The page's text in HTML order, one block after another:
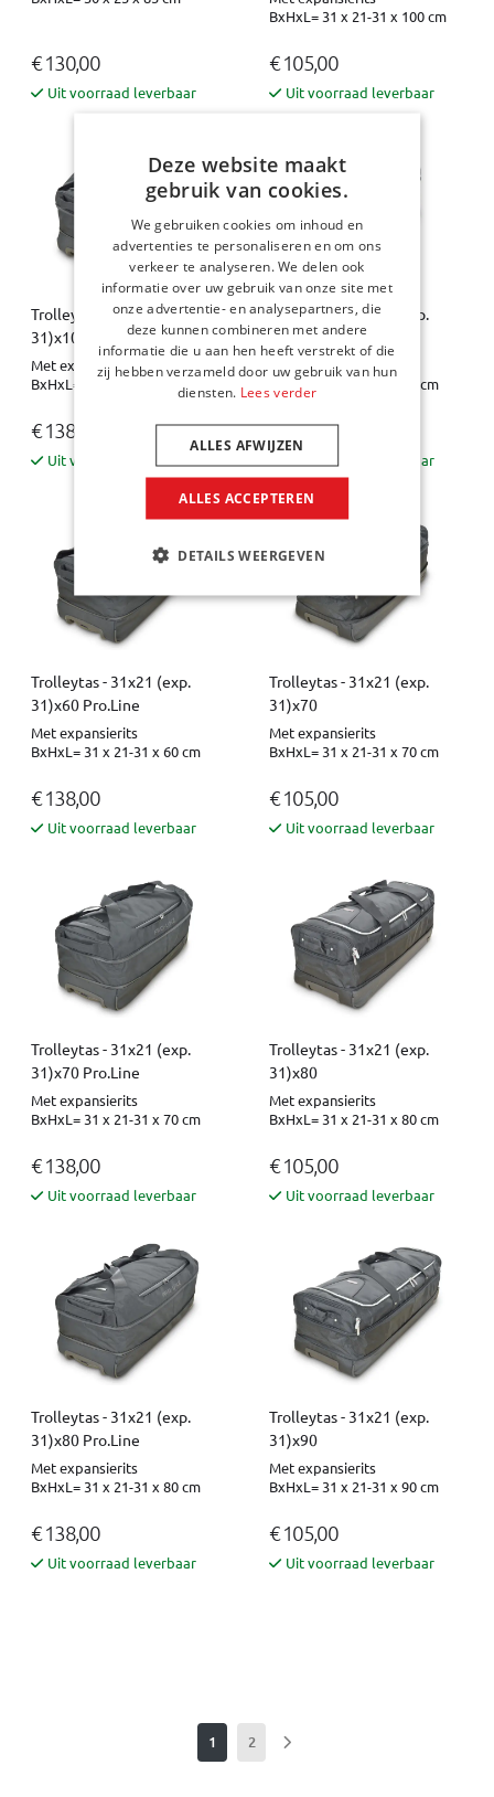
€ 130,00
Uit voorraad leverbaar
BxHxL= 31 x 21-31 x 100 cm
€ 105,00
Uit voorraad leverbaar
Trolleytas - 31x21 (exp.
31)x100 Pro.Line
Met expansierits
BxHxL= 31 x 21-31 x 100 cm
€ 138,00
Uit voorraad leverbaar
Trolleytas - 31x21 (exp.
31)x60
Met expansierits
BxHxL= 31 x 21-31 x 60 cm
€ 105,00
Uit voorraad leverbaar
Trolleytas - 31x21 (exp.
31)x60 Pro.Line
Met expansierits
BxHxL= 31 x 21-31 x 60 cm
€ 138,00
Uit voorraad leverbaar
Trolleytas - 31x21 (exp.
31)x70
Met expansierits
BxHxL= 31 x 21-31 x 70 cm
€ 105,00
Uit voorraad leverbaar
Trolleytas - 31x21 (exp.
31)x70 Pro.Line
Met expansierits
BxHxL= 31 x 21-31 x 70 cm
€ 138,00
Uit voorraad leverbaar
Trolleytas - 31x21 (exp.
31)x80
Met expansierits
BxHxL= 31 x 21-31 x 80 cm
€ 105,00
Uit voorraad leverbaar
Trolleytas - 31x21 (exp.
31)x80 Pro.Line
Met expansierits
BxHxL= 31 x 21-31 x 80 cm
€ 138,00
Uit voorraad leverbaar
Trolleytas - 31x21 (exp.
31)x90
Met expansierits
BxHxL= 31 x 21-31 x 90 cm
€ 105,00
Uit voorraad leverbaar
1 2
Deze website maakt
gebruik van cookies.
We gebruiken cookies om inhoud en
advertenties te personaliseren en om ons
verkeer te analyseren. We delen ook
informatie over uw gebruik van onze site met
onze advertentie- en analysepartners, die
deze kunnen combineren met andere
informatie die u aan hen heeft verstrekt of die
zij hebben verzameld door uw gebruik van hun
diensten. Lees verder
ALLES ACCEPTEREN
ALLES AFWIJZEN
DETAILS WEERGEVEN